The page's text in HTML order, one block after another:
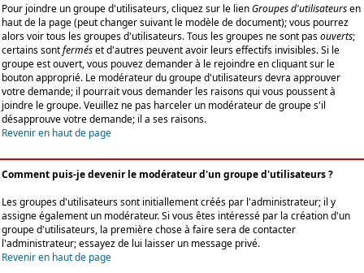
Pour joindre un groupe d'utilisateurs, cliquez sur le lienGroupes d'utilisateursen
haut de la page (peut changer suivant le modèle de document); vous pourrez
alors voir tous les groupes d'utilisateurs. Tous les groupes ne sont pasouverts;
certains sontferméset d'autres peuvent avoir leurs effectifs invisibles. Si le
groupe est ouvert, vous pouvez demander à le rejoindre en cliquant sur le
bouton approprié. Le modérateur du groupe d'utilisateurs devra approuver
votre demande; il pourrait vous demander les raisons qui vous poussent à
joindre le groupe. Veuillez ne pas harceler un modérateur de groupe s'il
désapprouve votre demande; il a ses raisons.
Revenir en haut de page
Comment puis-je devenir le modérateur d'un groupe d'utilisateurs ?
Les groupes d'utilisateurs sont initiallement créés par l'administrateur; il y
assigne également un modérateur. Si vous êtes intéressé par la création d'un
groupe d'utilisateurs, la première chose à faire sera de contacter
l'administrateur; essayez de lui laisser un message privé.
Revenir en haut de page